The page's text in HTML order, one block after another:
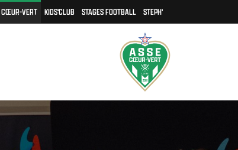
CŒUR-VERT KIDS'CLUB STAGES FOOTBALL STEPH'